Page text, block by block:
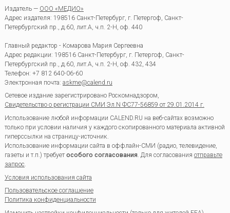
Издатель — ООО «МЕДИО»
Адрес издателя: 198516 Санкт-Петербург, г. Петергоф, Санкт-
Петербургский пр., д.60, лит.А, ч.п. 2-Н, оф. 440
Главный редактор - Комарова Мария Сергеевна
Адрес редакции: 198516 Санкт-Петербург, г. Петергоф, Санкт-
Петербургский пр., д.60, лит.А, ч.п. 2-Н, оф. 432, 434
Телефон: +7 812 640-06-60
Электронная почта: askme@calend.ru
Сетевое издание зарегистрировано Роскомнадзором,
Свидетельство о регистрации СМИ Эл.N ФС77-56859 от 29.01.2014 г.
Использование любой информации CALEND.RU на веб-сайтах возможно
только при условии наличия у каждого скопированного материала активной
гиперссылки на страницу-источник.
Использование информации сайта в оффлайн-СМИ (радио, телевидение,
газеты и т.п.) требуетособого согласования. Для согласования отправьте
запрос.
Условия использования сайта
Пользовательское соглашение
Политика конфиденциальности